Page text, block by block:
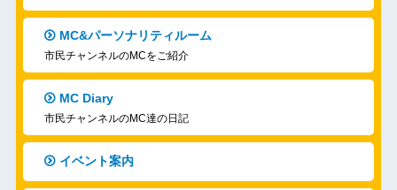
MC&パーソナリティルーム
市民チャンネルのMCをご紹介
MC Diary
市民チャンネルのMC達の日記
イベント案内